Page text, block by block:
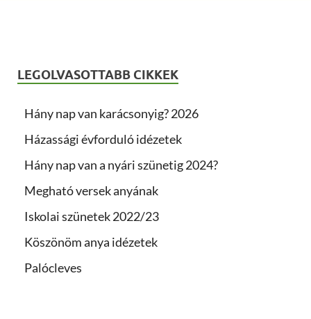
LEGOLVASOTTABB CIKKEK
Hány nap van karácsonyig? 2026
Házassági évforduló idézetek
Hány nap van a nyári szünetig 2024?
Megható versek anyának
Iskolai szünetek 2022/23
Köszönöm anya idézetek
Palócleves